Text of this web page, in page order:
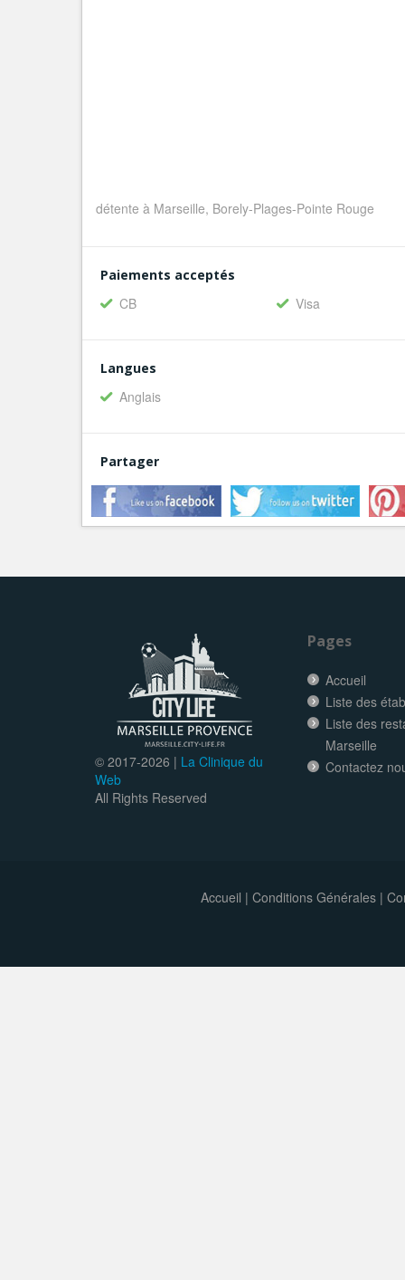
détente à Marseille, Borely-Plages-Pointe Rouge
Paiements acceptés
CB Visa
Langues
Anglais
Partager
© 2017-2026 | La Clinique du
Web
All Rights Reserved
Pages
Accueil
Liste des
Liste des
Marseille
Contactez
Accueil | Conditions Générales|